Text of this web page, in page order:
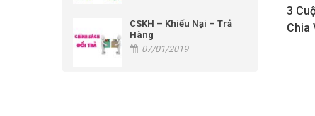
3
Chia
CSKH – Khiếu Nại – Trả
Hàng
07/01/2019